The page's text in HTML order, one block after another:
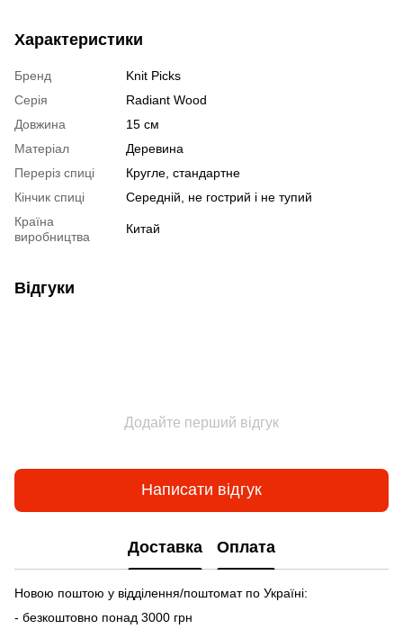
Характеристики
Бренд
Knit Picks
Серія
Radiant Wood
Довжина
15 см
Матеріал
Деревина
Переріз спиці
Кругле, стандартне
Кінчик спиці
Середній, не гострий і не тупий
Країна
виробництва
Китай
Відгуки
Додайте перший відгук
Написати відгук
Доставка Оплата
Новою поштою у відділення/поштомат по Україні:
- безкоштовно понад 3000 грн